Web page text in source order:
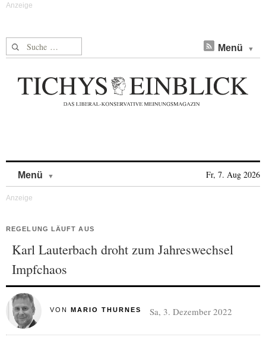
Suche nach: Menü
Menü Fr, 7. Aug 2026
REGELUNG LÄUFT AUS
Karl Lauterbach droht zum Jahreswechsel
Impfchaos
VON MARIO THURNES Sa, 3. Dezember 2022